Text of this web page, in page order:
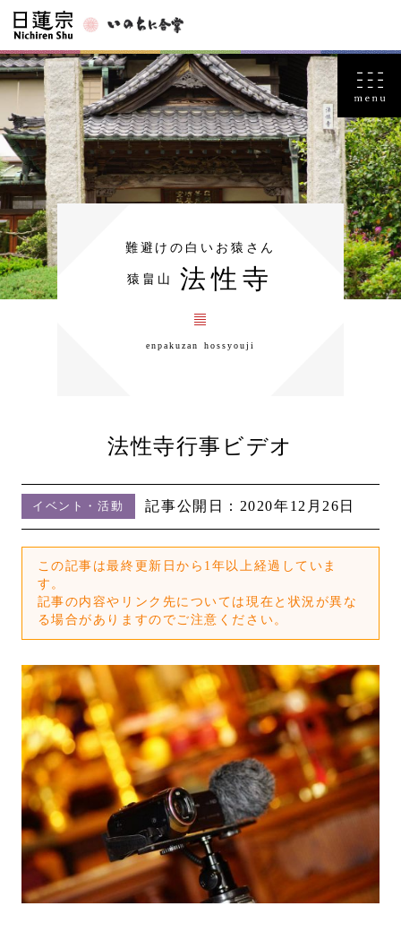
難避けの白いお猿さん
猿畠山 法性寺
enpakuzan hossyouji
法性寺行事ビデオ
イベント・活動 記事公開日： 2020年12月26日
この記事は最終更新日から1年以上経過していま
す。
記事の内容やリンク先については現在と状況が異な
る場合がありますのでご注意ください。